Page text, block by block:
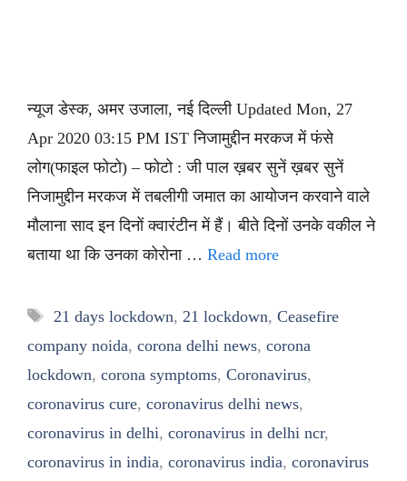
न्यूज डेस्क, अमर उजाला, नई दिल्ली Updated Mon, 27
Apr 2020 03:15 PM IST निजामुद्दीन मरकज में फंसे
लोग(फाइल फोटो) – फोटो : जी पाल ख़बर सुनें ख़बर सुनें
निजामुद्दीन मरकज में तबलीगी जमात का आयोजन करवाने वाले
मौलाना साद इन दिनों क्वारंटीन में हैं। बीते दिनों उनके वकील ने
बताया था कि उनका कोरोना … Read more
Tags
21 days lockdown, 21 lockdown, Ceasefire
company noida, corona delhi news, corona
lockdown, corona symptoms, Coronavirus,
coronavirus cure, coronavirus delhi news,
coronavirus in delhi, coronavirus in delhi ncr,
coronavirus in india, coronavirus india, coronavirus